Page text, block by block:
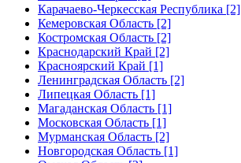
Карачаево-Черкесская Республика [2]
Кемеровская Область [2]
Костромская Область [2]
Краснодарский Край [2]
Красноярский Край [1]
Ленинградская Область [2]
Липецкая Область [1]
Магаданская Область [1]
Московская Область [1]
Мурманская Область [2]
Новгородская Область [1]